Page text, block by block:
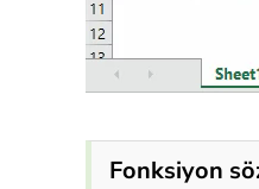
Fonksiyon